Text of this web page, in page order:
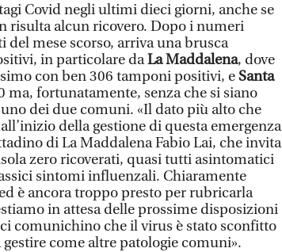
Covid negli ultimi dieci giorni, anche se
risulta alcun ricovero. Dopo i numeri
mese scorso, arriva una brusca
in particolare daLa Maddalena, dove
con ben 306 tamponi positivi, e Santa
ma, fortunatamente, senza che si siano
dei due comuni. «Il dato più alto che
della gestione di questa emergenza
di La Maddalena Fabio Lai, che invita
zero ricoverati, quasi tutti asintomatici
sintomi influenzali. Chiaramente
è ancora troppo presto per rubricarla
in attesa delle prossime disposizioni
comunichino che il virus è stato sconfitto
come altre patologie comuni».